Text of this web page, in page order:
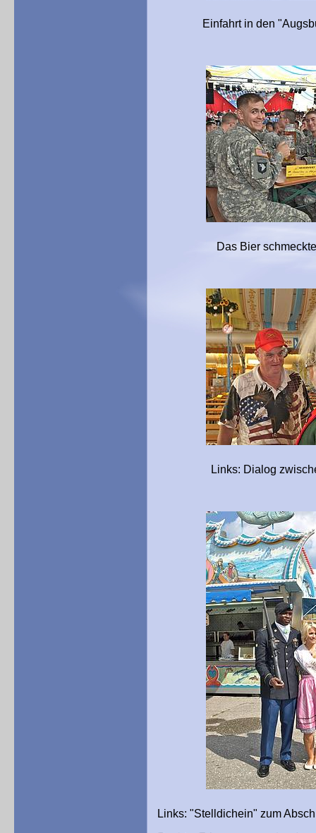
Einfahrt in den
Das Bier schmeckte allen!
Links: Dialog zwischen
Links: "Stelldichein" zum